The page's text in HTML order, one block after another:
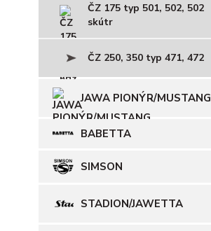
ČZ 175 typ 501, 502, 502
skútr
ČZ 250, 350 typ 471, 472
JAWA PIONÝR/MUSTANG
BABETTA
SIMSON
STADION/JAWETTA